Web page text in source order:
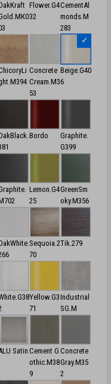
Flower.G4
32
CementAl
monds.M
283
Concrete
Cream.M3
53
Beige.G40
6
Bordo
Graphite.
G399
Lemon.G4
25
GreenSm
oky.M356
Sequoia.2
70
Tik.279
Yellow.G3
71
Industrial
SG.M
Satin Cement G
othic.M38
9
Concrete
Gray.M35
2